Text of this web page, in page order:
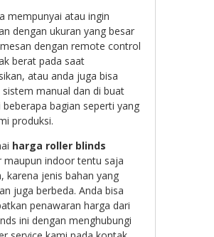
mempunyai atau ingin
dengan ukuran yang besar
dengan remote control
berat pada saat
atau anda juga bisa
manual dan di buat
bagian seperti yang
produksi.
harga roller blinds
maupun indoor tentu saja
karena jenis bahan yang
juga berbeda. Anda bisa
penawaran harga dari
ini dengan menghubungi